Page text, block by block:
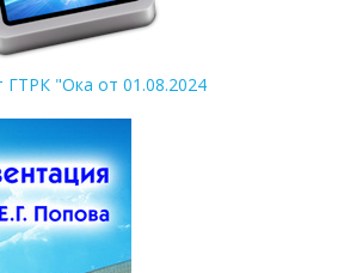
"Ока от 01.08.2024